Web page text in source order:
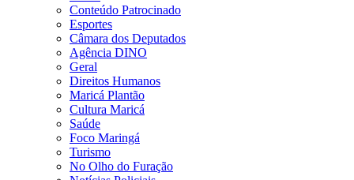
Conteúdo Patrocinado
Esportes
Câmara dos Deputados
Agência DINO
Geral
Direitos Humanos
Maricá Plantão
Cultura Maricá
Saúde
Foco Maringá
Turismo
No Olho do Furação